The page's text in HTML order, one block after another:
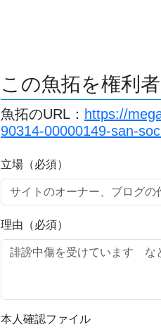
この魚拓を権利
魚拓のURL： https://
90314-00000149-san-
立場（必須）
理由（必須）
本人確認ファイル